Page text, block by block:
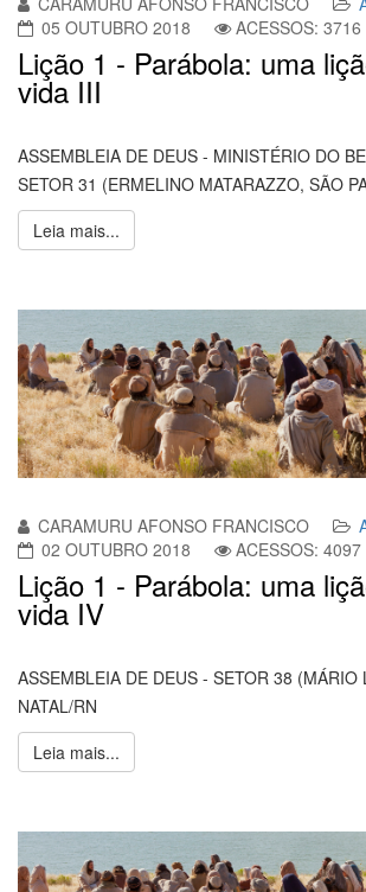
05 OUTUBRO 2018
ACESSOS: 3716
Lição 1 - Parábola: uma
vida III
ASSEMBLEIA DE DEUS - MINISTÉRIO DO
SETOR 31 (ERMELINO MATARAZZO, SÃO
Leia mais...
CARAMURU AFONSO FRANCISCO
02 OUTUBRO 2018
ACESSOS: 4097
Lição 1 - Parábola: uma
vida IV
ASSEMBLEIA DE DEUS - SETOR 38 (MÁRIO
NATAL/RN
Leia mais...